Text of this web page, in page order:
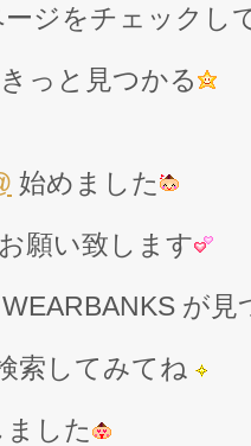
ジをチェックし
っと見つかる
始めました
願い致します
が
索してみてね
した